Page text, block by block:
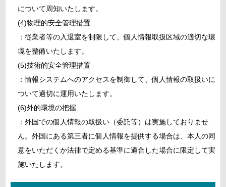
について周知いたします。
(4)物理的安全管理措置
：従業者等の入退室を制限して、個人情報取扱区域の適切な環
境を整備いたします。
(5)技術的安全管理措置
：情報システムへのアクセスを制御して、個人情報の取扱いに
ついて適切に運用いたします。
(6)外的環境の把握
：外国での個人情報の取扱い（委託等）は実施しておりませ
ん。外国にある第三者に個人情報を提供する場合は、本人の同
意をいただくか法律で定める基準に適合した場合に限定して実
施いたします。